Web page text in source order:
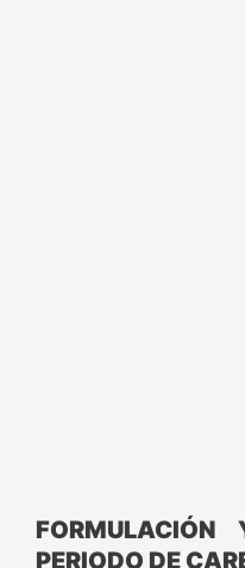
PERIODO DE